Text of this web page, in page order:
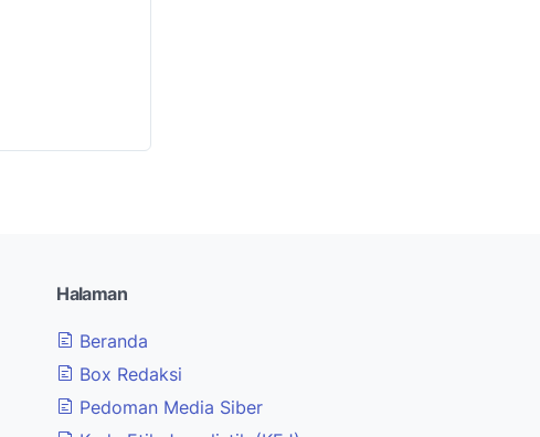
Halaman
Beranda
Box Redaksi
Pedoman Media Siber